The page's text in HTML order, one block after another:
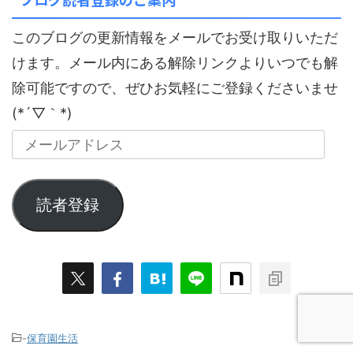
このブログの更新情報をメールでお受け取りいただ
けます。メール内にある解除リンクよりいつでも解
除可能ですので、ぜひお気軽にご登録くださいませ
(*´▽｀*)
読者登録
-保育園生活